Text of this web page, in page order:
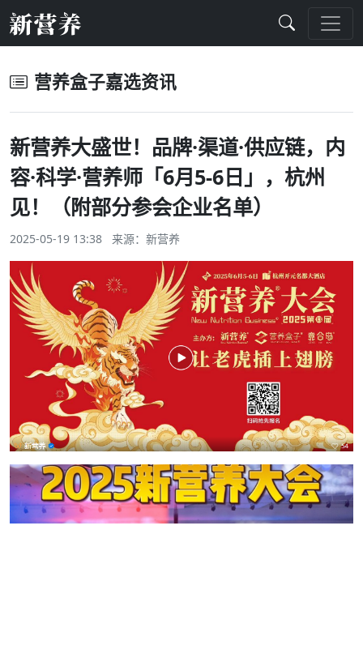
营养盒子嘉选资讯
新营养大盛世！品牌·渠道·供应链，内
容·科学·营养师「6月5-6日」，杭州
见！（附部分参会企业名单）
2025-05-19 13:38 来源： 新营养